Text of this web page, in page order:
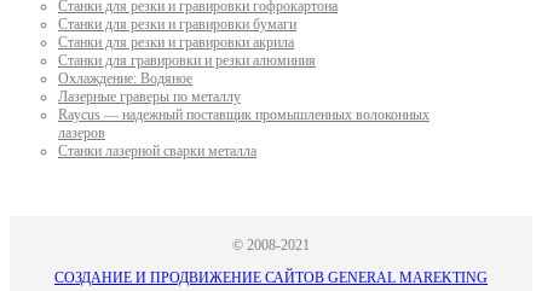
Станки для резки и гравировки гофрокартона
Станки для резки и гравировки бумаги
Станки для резки и гравировки акрила
Станки для гравировки и резки алюминия
Охлаждение: Водяное
Лазерные граверы по металлу
Raycus — надежный поставщик промышленных волоконных
лазеров
Cтанки лазерной сварки металла
© 2008-2021
СОЗДАНИЕ И ПРОДВИЖЕНИЕ САЙТОВ GENERAL MAREKTING